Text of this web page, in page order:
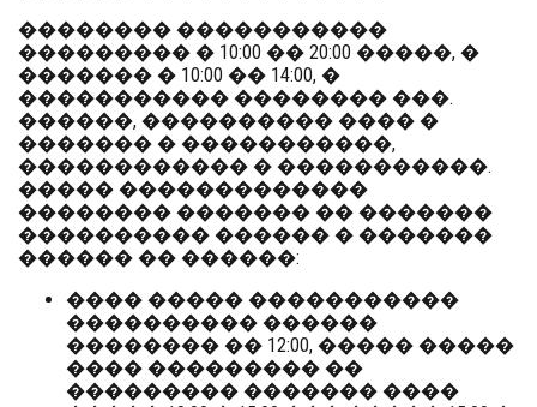
�������� �����������
��������� � 10:00 �� 20:00 �����, �
������� � 10:00 �� 14:00, �
����������� �������� ���.
������, ���������� ���� �
������� � �����������,
������������ � �����������.
����� �������������
�������� ������� �� �������
���������� ������ � �������
������ �� ������:
���� ����� �����������
���������� ������
�������� �� 12:00, ����� �����
���� ��������� ��
��������� ������� ����